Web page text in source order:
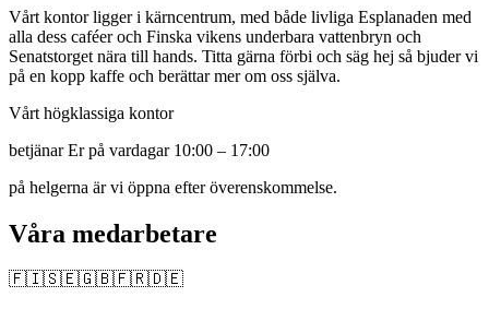
Vårt kontor ligger i kärncentrum, med både livliga Esplanaden med
alla dess caféer och Finska vikens underbara vattenbryn och
Senatstorget nära till hands. Titta gärna förbi och säg hej så bjuder vi
på en kopp kaffe och berättar mer om oss själva.
Vårt högklassiga kontor
betjänar Er på vardagar 10:00 – 17:00
på helgerna är vi öppna efter överenskommelse.
Våra medarbetare
🇫🇮🇸🇪🇬🇧🇫🇷🇩🇪